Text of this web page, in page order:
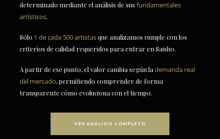
determinado mediante el análisis de sus fundamentales
artísticos.
Sólo 1 de cada 500 artistasque analizamos cumple con los
criterios de calidad requeridos para entrar en Saisho.
A partir de ese punto, el valor cambia según la demanda real
del mercado, permitiendo comprender de forma
transparente cómo evoluciona con el tiempo.
VER ANÁLISIS COMPLETO